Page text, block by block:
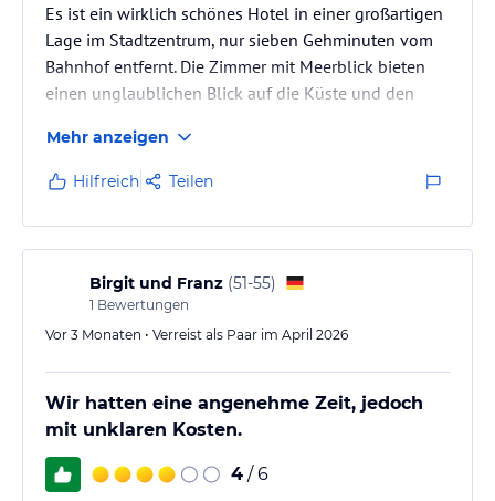
Es ist ein wirklich schönes Hotel in einer großartigen
Lage im Stadtzentrum, nur sieben Gehminuten vom
Bahnhof entfernt. Die Zimmer mit Meerblick bieten
einen unglaublichen Blick auf die Küste und den
Es gibt auch ein fantastisches und reichhaltiges
Frühstück sowie einen gemütlichen Saunabereich.
Mehr anzeigen
Hilfreich Teilen
Birgit und Franz (51-55)
1 Bewertungen
Vor 3 Monaten • Verreist als Paar im April 2026
Wir hatten eine angenehme Zeit, jedoch
mit unklaren Kosten.
4 / 6